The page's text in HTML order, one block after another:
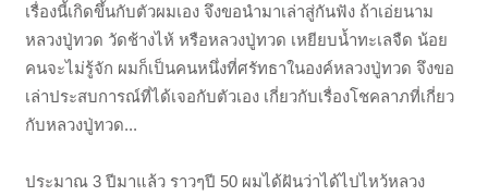
เรื่องนี้เกิดขึ้นกับตัวผมเอง จึงขอนำมาเล่าสู่กันฟัง ถ้าเอ่ยนาม
หลวงปู่ทวด วัดช้างไห้ หรือหลวงปู่ทวด เหยียบน้ำทะเลจืด น้อย
คนจะไม่รู้จัก ผมก็เป็นคนหนึ่งที่ศรัทธาในองค์หลวงปู่ทวด จึงขอ
เล่าประสบการณ์ที่ได้เจอกับตัวเอง เกี่ยวกับเรื่องโชคลาภที่เกี่ยว
กับหลวงปู่ทวด...
ประมาณ 3 ปีมาแล้ว ราวๆปี 50 ผมได้ฝันว่าได้ไปไหว้หลวง